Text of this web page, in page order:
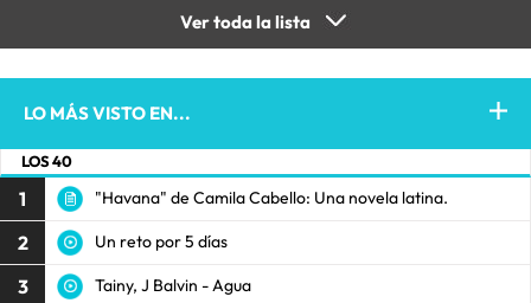
Ver toda la lista
LO MÁS VISTO EN...
LOS 40
1 "Havana" de Camila Cabello: Una novela latina.
2 Un reto por 5 días
3 Tainy, J Balvin - Agua